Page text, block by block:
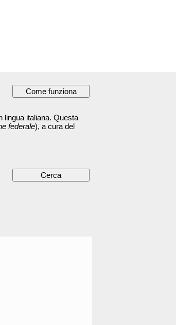
lingua italiana. Questa
federale), a cura del